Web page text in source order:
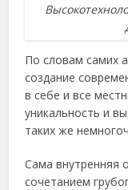
По словам самих
создание
в себе и все
уникальность и
таких же
Сама внутренняя
сочетанием